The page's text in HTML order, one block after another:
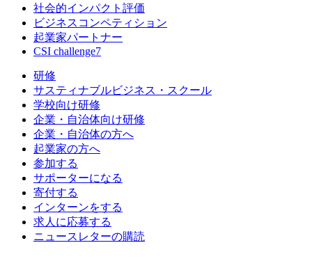
社会的インパクト評価
ビジネスコンペティション
起業家パートナー
CSI challenge7
研修
サスティナブルビジネス・スクール
学校向け研修
企業・自治体向け研修
企業・自治体の方へ
起業家の方へ
参加する
サポーターになる
寄付する
インターンをする
求人に応募する
ニュースレターの購読